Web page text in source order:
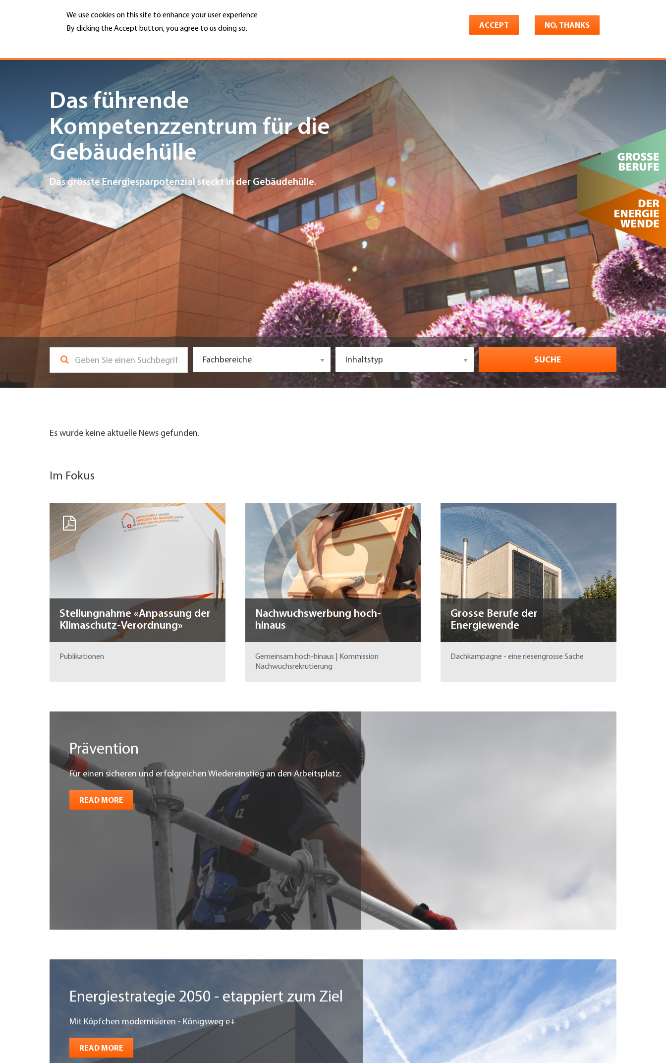
We use cookies on this site to enhance your user experience
By clicking the Accept button, you agree to us doing so.
ACCEPT NO, THANKS
Hauptnavigation
DIENSTLEISTUNGEN
INFOTHEK
TERMINE
MITGLIEDSCHAFT
JOBS & KARRIERE
UNTERNEHMEN FINDEN
FACHZEITSCHRIFT
MENU
Menu
Das führende
Kompetenzzentrum für die
Gebäudehülle
Das grösste Energiesparpotenzial steckt in der Gebäudehülle.
Fachbereiche Inhaltstyp SUCHE
Es wurde keine aktuelle News gefunden.
Im Fokus
Stellungnahme «Anpassung der
Klimaschutz-Verordnung»
Publikationen
Nachwuchswerbung hoch-
hinaus
Gemeinsam hoch-hinaus | Kommission
Nachwuchsrekrutierung
Grosse Berufe der
Energiewende
Dachkampagne - eine riesengrosse Sache
Prävention
Für einen sicheren und erfolgreichen Wiedereinstieg an den Arbeitsplatz.
READ MORE
Energiestrategie 2050 - etappiert zum Ziel
Mit Köpfchen modernisieren - Königsweg e+
READ MORE